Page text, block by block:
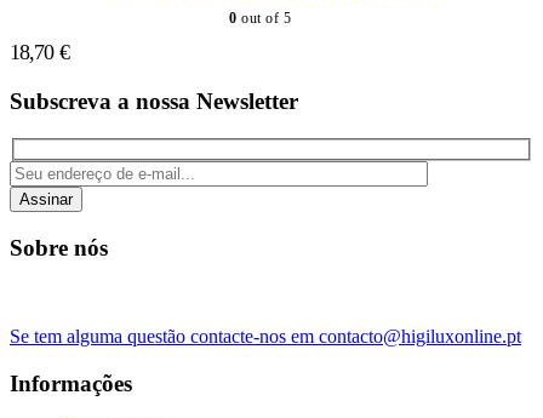
0 out of 5
18,70 €
Subscreva a nossa Newsletter
Assinar
Sobre nós
Se tem alguma questão contacte-nos em contacto@higiluxonline.pt
Informações